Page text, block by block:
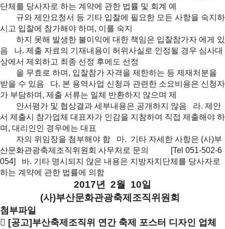
단체를 당사자로 하는 계약에 관한 법률 및 회계 예
규와 제안요청서 등 기타 입찰에 필요한 모든 사항을 숙지하
시고 입찰에 참가해야 하며, 이를 숙지
하지 못해 발생한 불이익에 대한 책임은 입찰참가자 에게 있
음 나. 제출 자료의 기재내용이 허위사실로 인정될 경우 심사대
상에서 제외하고 최종 선정 후에도 선정
을 무효로 하며, 입찰참가 자격을 제한하는 등 제재처분을
받을 수 있음 다. 본 용역사업 신청과 관련한 소요비용은 신청자
가 부담하며, 제출 서류는 일체 반환하지 않으며 제
안서평가 및 협상결과 세부내용은 공개하지 않음 라. 제안
서 제출시 참가업체 대표자가 인감을 지참하여 직접 제출해야 하
며, 대리인인 경우에는 대표
자의 위임장을 첨부해야 함 마. 기타 자세한 사항은 (사)부
산문화관광축제조직위원회 사무처로 문의
[Tel 051-502-6
054]
바. 기타 명시되지 않은 내용은 지방자치단체를 당사자로
하는 계약에 관한 법률에 의함
2017년 2월 10일
(사)부산문화관광축제조직위원회
첨부파일
[공고]부산축제조직위 연간 축제 포스터 디자인 업체